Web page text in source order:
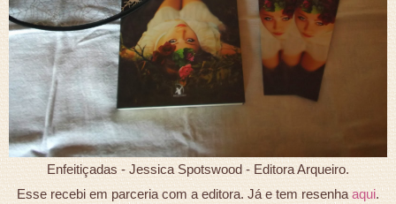
Enfeitiçadas - Jessica Spotswood - Editora Arqueiro.
Esse recebi em parceria com a editora. Já e tem resenhaaqui.